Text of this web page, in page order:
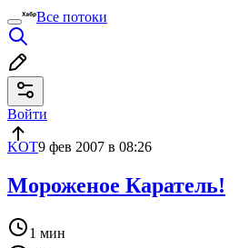
Все потоки
Войти
KOT9 фев 2007 в 08:26
Мороженое Каратель!
1 мин